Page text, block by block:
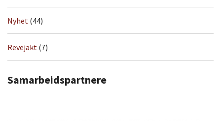
Nyhet (44)
Revejakt (7)
Samarbeidspartnere